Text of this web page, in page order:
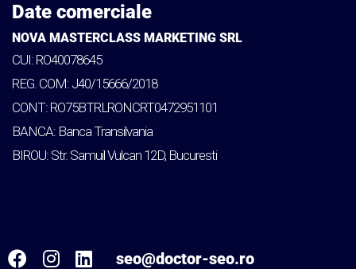
Date comerciale
NOVA MASTERCLASS MARKETING SRL
CUI: RO40078645
REG. COM: J40/15666/2018
CONT: RO75BTRLRONCRT0472951101
BANCA: Banca Transilvania
BIROU: Str. Samuil Vulcan 12D, Bucuresti
seo@doctor-seo.ro